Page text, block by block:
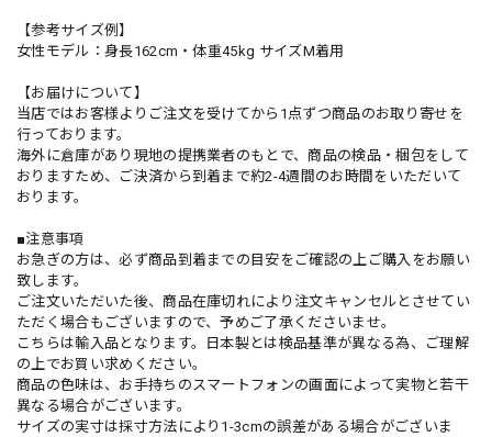
【参考サイズ例】
女性モデル：身長162cm・体重45kg サイズM着用
【お届けについて】
当店ではお客様よりご注文を受けてから1点ずつ商品のお取り寄せを
行っております。
海外に倉庫があり現地の提携業者のもとで、商品の検品・梱包をして
おりますため、ご決済から到着まで約2-4週間のお時間をいただいて
おります。
■注意事項
お急ぎの方は、必ず商品到着までの目安をご確認の上ご購入をお願い
致します。
ご注文いただいた後、商品在庫切れにより注文キャンセルとさせてい
ただく場合もございますので、予めご了承くださいませ。
こちらは輸入品となります。日本製とは検品基準が異なる為、ご理解
の上でお買い求めください。
商品の色味は、お手持ちのスマートフォンの画面によって実物と若干
異なる場合がございます。
サイズの実寸は採寸方法により1-3cmの誤差がある場合がございま